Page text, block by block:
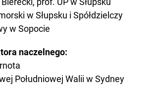
w Słupsku i Spółdzielczy
w Sopocie
naczelnego:
Południowej Walii w Sydney